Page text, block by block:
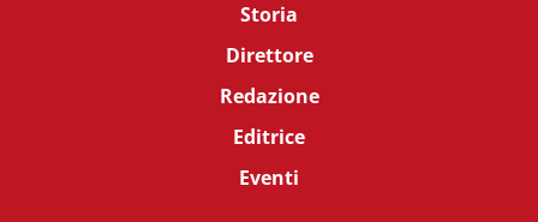
Storia
Direttore
Redazione
Editrice
Eventi